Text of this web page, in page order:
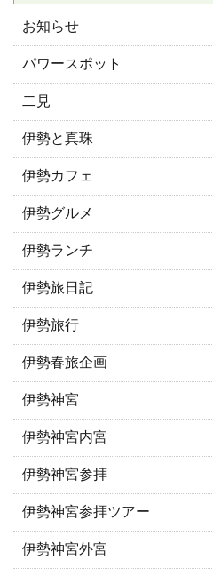
お知らせ
パワースポット
二見
伊勢と真珠
伊勢カフェ
伊勢グルメ
伊勢ランチ
伊勢旅日記
伊勢旅行
伊勢春旅企画
伊勢神宮
伊勢神宮内宮
伊勢神宮参拝
伊勢神宮参拝ツアー
伊勢神宮外宮